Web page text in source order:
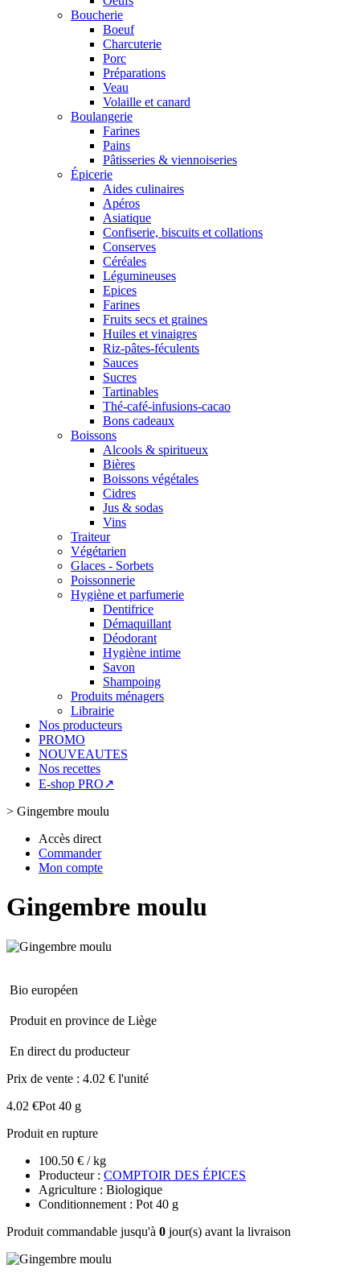
Boucherie
Boeuf
Charcuterie
Porc
Préparations
Veau
Volaille et canard
Boulangerie
Farines
Pains
Pâtisseries & viennoiseries
Épicerie
Aides culinaires
Apéros
Asiatique
Confiserie, biscuits et collations
Conserves
Céréales
Légumineuses
Epices
Farines
Fruits secs et graines
Huiles et vinaigres
Riz-pâtes-féculents
Sauces
Sucres
Tartinables
Thé-café-infusions-cacao
Bons cadeaux
Boissons
Alcools & spiritueux
Bières
Boissons végétales
Cidres
Jus & sodas
Vins
Traiteur
Végétarien
Glaces - Sorbets
Poissonnerie
Hygiène et parfumerie
Dentifrice
Démaquillant
Déodorant
Hygiène intime
Savon
Shampoing
Produits ménagers
Librairie
Nos producteurs
PROMO
NOUVEAUTES
Nos recettes
E-shop PRO↗
> Gingembre moulu
Accès direct
Commander
Mon compte
Gingembre moulu
Bio européen
Produit en province de Liège
En direct du producteur
Prix de vente : 4.02 € l'unité
4.02 €Pot 40 g
Produit en rupture
100.50 € / kg
Producteur : COMPTOIR DES ÉPICES
Agriculture : Biologique
Conditionnement : Pot 40 g
Produit commandable jusqu'à 0 jour(s) avant la livraison